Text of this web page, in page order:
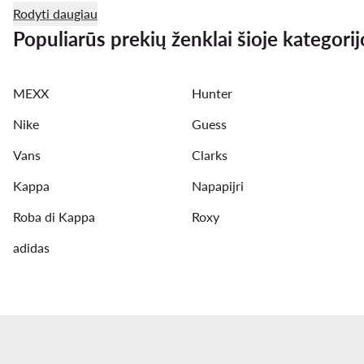
Skechers batai vyrams Converse vyrams G-
Maudymosi sortai vyrams Reebok vyrams
Rodyti daugiau
Populiarūs prekių ženklai šioje
MEXX
Hunter
Nike
Guess
Vans
Clarks
Kappa
Napapijri
Roba di Kappa
Roxy
adidas